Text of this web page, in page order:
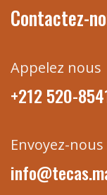
Contactez-
Appelez nous
+212 520-
Envoyez-